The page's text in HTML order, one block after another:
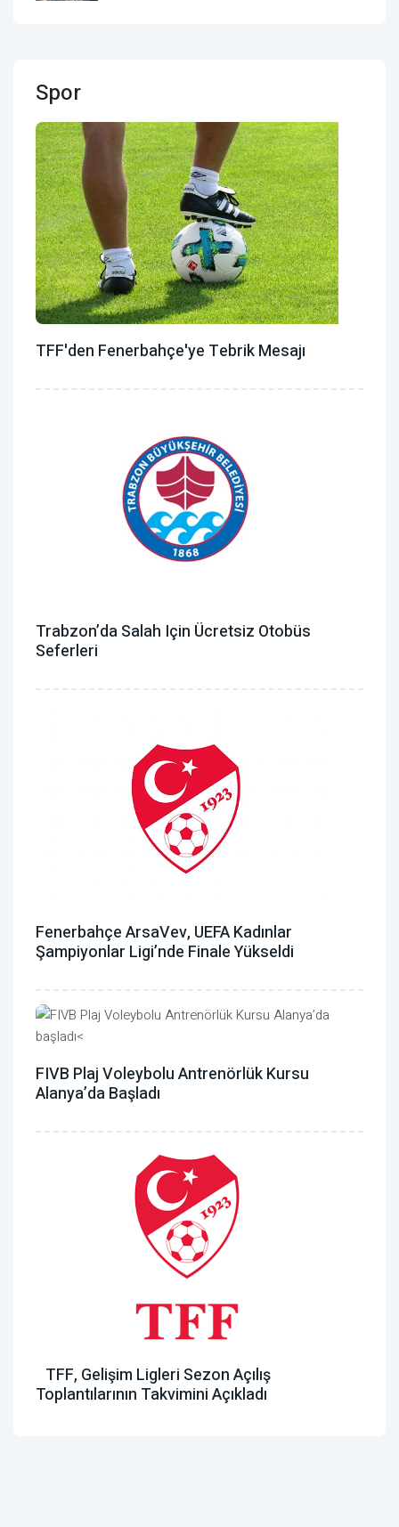
Spor
TFF'den Fenerbahçe'ye Tebrik Mesajı
Trabzon’da Salah Için Ücretsiz Otobüs
Seferleri
Fenerbahçe ArsaVev, UEFA Kadınlar
Şampiyonlar Ligi’nde Finale Yükseldi
FIVB Plaj Voleybolu Antrenörlük Kursu
Alanya’da Başladı
TFF, Gelişim Ligleri Sezon Açılış
Toplantılarının Takvimini Açıkladı